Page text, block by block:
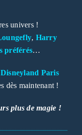
univers !
, Harry
préférés…
Disneyland Paris
dès maintenant !
plus de magie !